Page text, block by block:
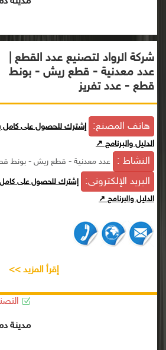
شركة الرواد لتصنيع عدد القطع |
عدد معدنية - قطع ريش - بونط
قطع - عدد تفريز
هاتف المصنع: إشترك للحصول على كامل
الدليل والبرنامج ↗
النشاط : عدد معدنية - قطع ريش - بونط
البريد الإلكترونى: إشترك للحصول على كامل
الدليل والبرنامج ↗
إقرأ المزيد >>
مدينة